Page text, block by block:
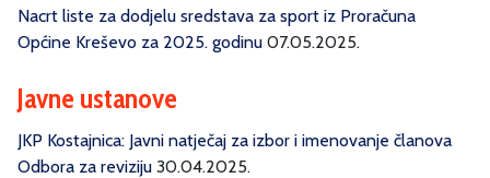
Nacrt liste za dodjelu sredstava za sport iz Proračuna
Općine Kreševo za 2025. godinu 07.05.2025.
Javne ustanove
JKP Kostajnica: Javni natječaj za izbor i imenovanje članova
Odbora za reviziju 30.04.2025.